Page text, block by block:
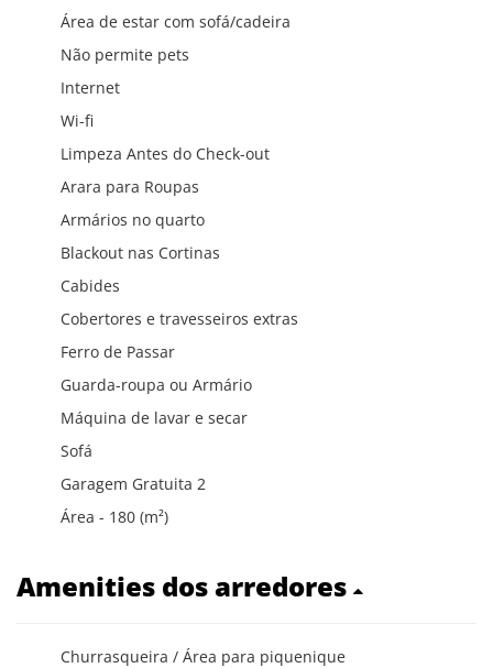
Área de estar com sofá/cadeira
Não permite pets
Internet
Wi-fi
Limpeza Antes do Check-out
Arara para Roupas
Armários no quarto
Blackout nas Cortinas
Cabides
Cobertores e travesseiros extras
Ferro de Passar
Guarda-roupa ou Armário
Máquina de lavar e secar
Sofá
Garagem Gratuita 2
Área - 180 (m²)
Amenities dos arredores
Churrasqueira / Área para piquenique